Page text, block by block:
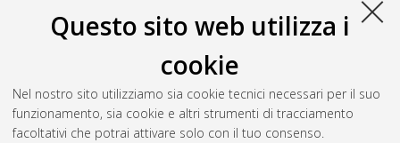
Questo sito web utilizza i
cookie
Nel nostro sito utilizziamo sia cookie tecnici necessari per il suo
funzionamento, sia cookie e altri strumenti di tracciamento
facoltativi che potrai attivare solo con il tuo consenso.